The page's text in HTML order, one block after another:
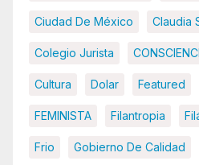
Ciudad De México Claudia
Colegio Jurista
Cultura Dolar Featured
FEMINISTA Filantropia
Frio Gobierno De Calidad